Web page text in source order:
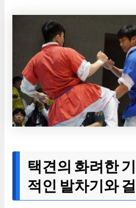
택견의 화려한
적인 발차기와